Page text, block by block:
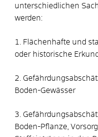
unterschiedlichen
werden:
1. Flächenhafte und
oder historische
2.
Boden-Gewässer
3.
Boden-Pflanze,